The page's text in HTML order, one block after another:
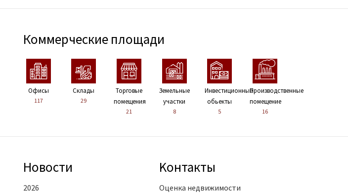
Коммерческие площади
Офисы
117
Склады
29
Торговые
помещения
21
Земельные
участки
8
Инвестиционные
обьекты
5
Производственные
помещение
16
Новости
2026
Kонтакты
Оценка недвижимости